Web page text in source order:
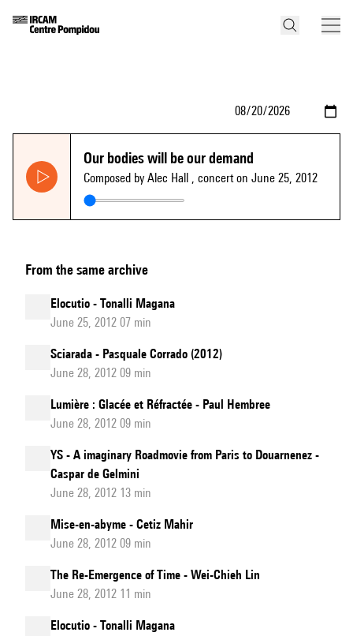
Our bodies will be our demand
Composed by Alec Hall , concert on June 25, 2012
From the same archive
Elocutio - Tonalli Magana
June 25, 2012 07 min
Sciarada - Pasquale Corrado (2012)
June 28, 2012 09 min
Lumière : Glacée et Réfractée - Paul Hembree
June 28, 2012 09 min
YS - A imaginary Roadmovie from Paris to Douarnenez -
Caspar de Gelmini
June 28, 2012 13 min
Mise-en-abyme - Cetiz Mahir
June 28, 2012 09 min
The Re-Emergence of Time - Wei-Chieh Lin
June 28, 2012 11 min
Elocutio - Tonalli Magana